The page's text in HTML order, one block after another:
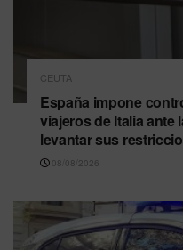
CEUTA
España impone
viajeros de Italia ante
levantar sus
08/08/2026